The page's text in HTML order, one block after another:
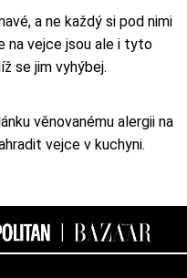
a ne každý si pod nimi
na vejce jsou ale i tyto
se jim vyhýbej.
věnovanému alergii na
vejce v kuchyni.